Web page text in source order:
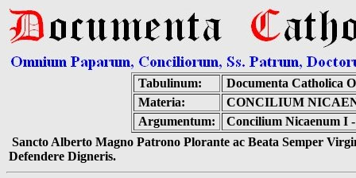
Tabulinum:
Documenta Catholica
Materia:
CONCILIUM
Argumentum:
Concilium Nicaenum I
Sancto Alberto Magno Patrono Plorante ac Beata Semper
Defendere Digneris.